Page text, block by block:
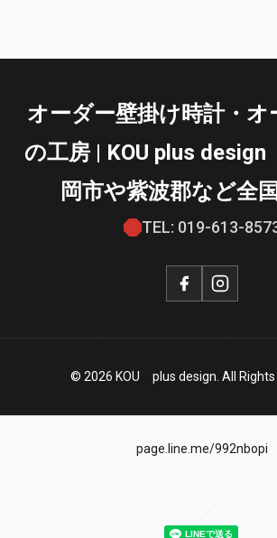
オーダー壁掛け時計・オ
の工房 | KOU plus design
岡市や紫波郡など全国
TEL: 019-613-
© 2026 KOU plus design. All Rights
page.line.me/992nbopi